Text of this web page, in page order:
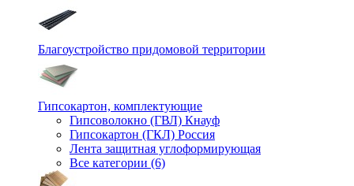
Благоустройство придомовой территории
Гипсокартон, комплектующие
Гипсоволокно (ГВЛ) Кнауф
Гипсокартон (ГКЛ) Россия
Лента защитная углоформирующая
Все категории (6)